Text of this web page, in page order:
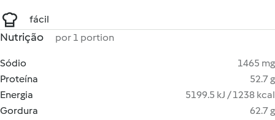
fácil
Nutrição por 1 portion
Sódio
1465 mg
Proteína
52.7 g
Energia
5199.5 kJ / 1238 kcal
Gordura
62.7 g